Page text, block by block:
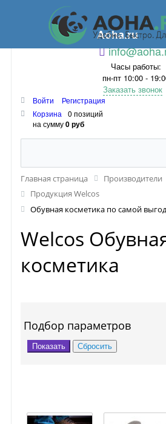
Aoha.ru
Часы работы:
пн-пт 10:00 -
Заказать звонок
Войти
Регистрация
Корзина
0 позиций
на сумму0 руб
Главная страница
Производители
Продукция Welcos
Обувная косметика по самой
Welcos
косметика
Подбор параметров